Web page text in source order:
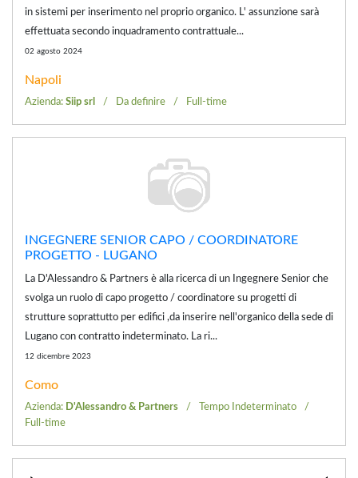
in sistemi per inserimento nel proprio organico. L' assunzione sarà
effettuata secondo inquadramento contrattuale...
02 agosto 2024
Napoli
Azienda: Siip srl Da definire Full-time
INGEGNERE SENIOR CAPO / COORDINATORE
PROGETTO - LUGANO
La D'Alessandro & Partners è alla ricerca di un Ingegnere Senior che
svolga un ruolo di capo progetto / coordinatore su progetti di
strutture soprattutto per edifici ,da inserire nell'organico della sede di
Lugano con contratto indeterminato. La ri...
12 dicembre 2023
Como
Azienda: D'Alessandro & Partners
Tempo Indeterminato
Full-time